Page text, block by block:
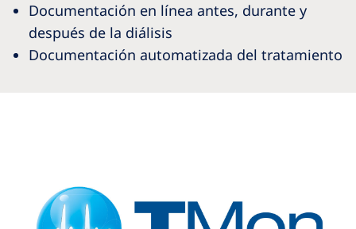
Documentación en línea antes, durante y
después de la diálisis
Documentación automatizada del tratamiento